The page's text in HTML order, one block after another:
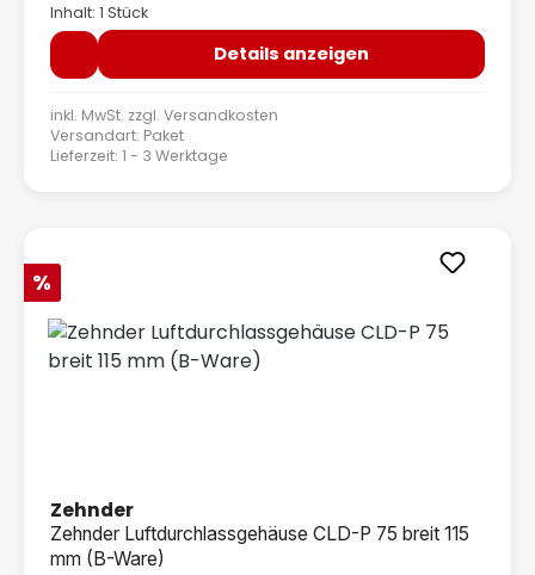
Inhalt: 1 Stück
Details anzeigen
inkl. MwSt. zzgl. Versandkosten
Versandart: Paket
Lieferzeit: 1 - 3 Werktage
Rabatt
%
Zehnder
Zehnder Luftdurchlassgehäuse CLD-P 75 breit 115
mm (B-Ware)